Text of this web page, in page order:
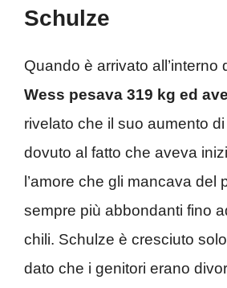
Schulze
Quando è arrivato all’interno
Wess pesava 319 kg ed
rivelato che il suo aumento
dovuto al fatto che aveva
l’amore che gli mancava del
sempre più abbondanti fino
chili. Schulze è cresciuto
dato che i genitori erano